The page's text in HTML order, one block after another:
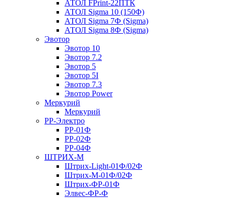
АТОЛ FPrint-22ПТК
АТОЛ Sigma 10 (150Ф)
АТОЛ Sigma 7Ф (Sigma)
АТОЛ Sigma 8Ф (Sigma)
Эвотор
Эвотор 10
Эвотор 7.2
Эвотор 5
Эвотор 5I
Эвотор 7.3
Эвотор Power
Меркурий
Меркурий
РР-Электро
РР-01Ф
РР-02Ф
РР-04Ф
ШТРИХ-М
Штрих-Light-01Ф/02Ф
Штрих-М-01Ф/02Ф
Штрих-ФР-01Ф
Элвес-ФР-Ф